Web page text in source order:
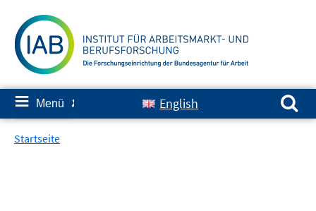
zum
Inhalt
≡ Menü ✘ English
Suchen nach:
Startseite